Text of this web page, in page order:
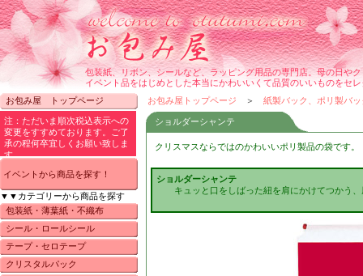
包装紙、リボン、シールなど、ラッピング用品の専門店。母の日や
イベント品をはじめとした本当にかわいいくて品質のいいものをセ
お包み屋 トップページ
イベントから商品を探す！
▼▼カテゴリーから商品を探す
包装紙・薄葉紙・不織布
シール・ロールシール
テープ・セロテープ
クリスタルパック
お包み屋トップページ ＞ 紙製バック、ポリ製バッ
ショルダーシャンテ
クリスマスならではのかわいいポリ製品の袋です。
ショルダーシャンテ
キュッと口をしばった紐を肩にかけてつかう、